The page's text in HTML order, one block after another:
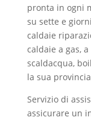
pronta in ogni
su sette e
caldaie
caldaie a gas,
scaldacqua,
la sua
Servizio di
assicurare un